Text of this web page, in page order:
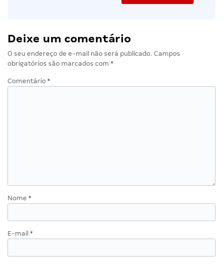
Deixe um comentário
O seu endereço de e-mail não será publicado. Campos
obrigatórios são marcados com *
Comentário *
Nome *
E-mail *